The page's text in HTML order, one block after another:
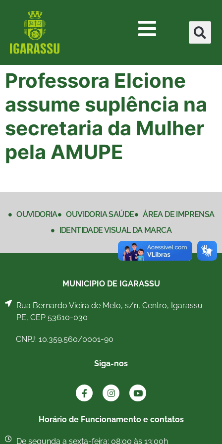
Professora Elcione
assume suplência na
secretaria da Mulher
pela AMUPE
OUVIDORIA OUVIDORIA SAÚDE
ÁREA DE IMPRENSA
IDENTIDADE VISUAL DA MARCA
MUNICIPIO DE IGARASSU
Rua Bernardo Vieira de Melo, s/n, Centro, Igarassu-
PE, CEP 53610-030
CNPJ: 10.359.560/0001-90
Siga-nos
Horário de Funcionamento e contatos
De segunda a sexta-feira: 08:00 às 13:00h